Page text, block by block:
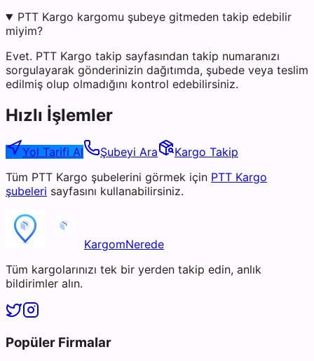
PTT Kargo kargomu şubeye gitmeden takip edebilir
miyim?
Evet. PTT Kargo takip sayfasından takip numaranızı
sorgulayarak gönderinizin dağıtımda, şubede veya teslim
edilmiş olup olmadığını kontrol edebilirsiniz.
Hızlı İşlemler
Yol Tarifi Al Şubeyi Ara
Kargo Takip
Tüm PTT Kargo şubelerini görmek için PTT Kargo
şubeleri sayfasını kullanabilirsiniz.
KargomNerede
Tüm kargolarınızı tek bir yerden takip edin, anlık
bildirimler alın.
Popüler Firmalar